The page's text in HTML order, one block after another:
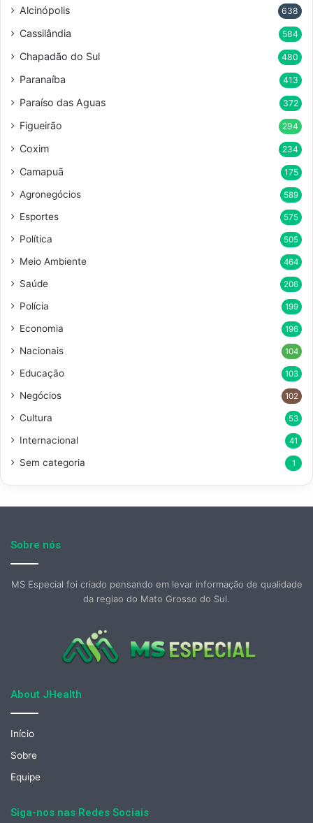
Alcinópolis 638
Cassilândia 584
Chapadão do Sul 480
Paranaíba 413
Paraíso das Aguas 372
Figueirão 294
Coxim 234
Camapuã 175
Agronegócios 589
Esportes 575
Política 505
Meio Ambiente 464
Saúde 206
Polícia 199
Economia 196
Nacionais 104
Educação 103
Negócios 102
Cultura 53
Internacional 41
Sem categoria 1
Sobre nós
MS Especial foi criado pensando em levar informação de qualidade
da regiao do Mato Grosso do Sul.
About JHealth
Início
Sobre
Equipe
Siga-nos nas Redes Sociais